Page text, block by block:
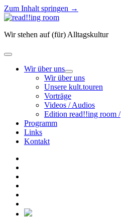
Zum Inhalt springen →
read!!ing
Wir stehen auf (für) Alltagskultur
Menü
öffnenWir über uns
Menü
öffnen
Wir über uns
Unsere kult.touren
Vorträge
Videos / Audios
Edition read!!ing room /
Programm
Links
Kontakt
formsocial_icon_custom_1